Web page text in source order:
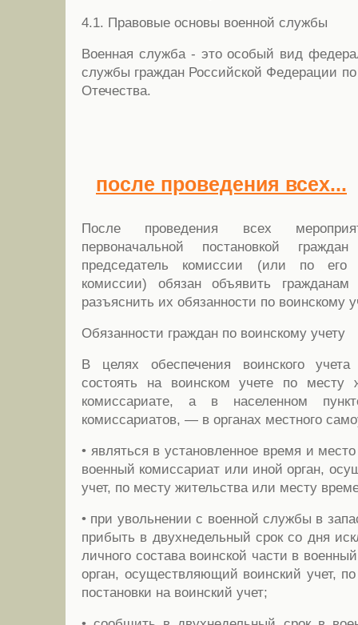
4.1. Правовые основы военной службы
Военная служба - это особый вид
службы граждан Российской Федерации
Отечества.
после проведения всех...
После проведения всех
первоначальной постановкой
председатель комиссии (или по его
комиссии) обязан объявить
разъяснить их обязанности по воинскому
Обязанности граждан по воинскому учету
В целях обеспечения воинского
состоять на воинском учете по месту
комиссариате, а в населенном
комиссариатов, — в органах местного
• являться в установленное время и
военный комиссариат или иной орган,
учет, по месту жительства или месту
• при увольнении с военной службы в
прибыть в двухнедельный срок со дня
личного состава воинской части в
орган, осуществляющий воинский учет,
постановки на воинский учет;